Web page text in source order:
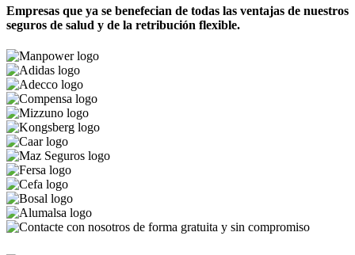
Empresas que ya se benefecian de todas las ventajas de nuestros
seguros de salud y de la retribución flexible.